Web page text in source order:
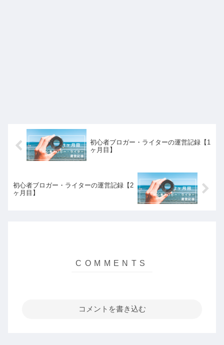
初心者ブロガー・ライターの運営記録【1
ヶ月目】
初心者ブロガー・ライターの運営記録【2
ヶ月目】
コメントを書き込む